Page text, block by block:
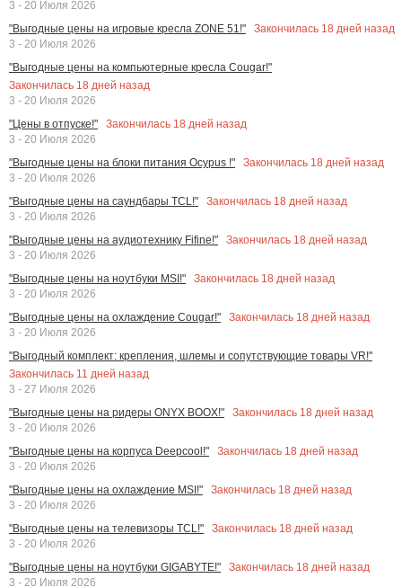
3 - 20 Июля 2026
"Выгодные цены на игровые кресла ZONE 51!"
Закончилась 18 дней назад
3 - 20 Июля 2026
"Выгодные цены на компьютерные кресла Cougar!"
Закончилась 18 дней назад
3 - 20 Июля 2026
"Цены в отпуске!"
Закончилась 18 дней назад
3 - 20 Июля 2026
"Выгодные цены на блоки питания Ocypus !"
Закончилась 18 дней назад
3 - 20 Июля 2026
"Выгодные цены на саундбары TCL!"
Закончилась 18 дней назад
3 - 20 Июля 2026
"Выгодные цены на аудиотехнику Fifine!"
Закончилась 18 дней назад
3 - 20 Июля 2026
"Выгодные цены на ноутбуки MSI!"
Закончилась 18 дней назад
3 - 20 Июля 2026
"Выгодные цены на охлаждение Cougar!"
Закончилась 18 дней назад
3 - 20 Июля 2026
"Выгодный комплект: крепления, шлемы и сопутствующие товары VR!"
Закончилась 11 дней назад
3 - 27 Июля 2026
"Выгодные цены на ридеры ONYX BOOX!"
Закончилась 18 дней назад
3 - 20 Июля 2026
"Выгодные цены на корпуса Deepcool!"
Закончилась 18 дней назад
3 - 20 Июля 2026
"Выгодные цены на охлаждение MSI!"
Закончилась 18 дней назад
3 - 20 Июля 2026
"Выгодные цены на телевизоры TCL!"
Закончилась 18 дней назад
3 - 20 Июля 2026
"Выгодные цены на ноутбуки GIGABYTE!"
Закончилась 18 дней назад
3 - 20 Июля 2026